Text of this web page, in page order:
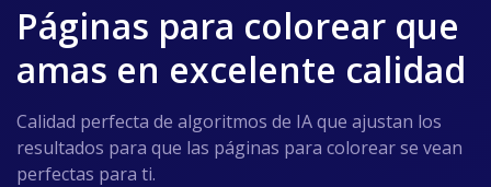
Páginas para colorear que
amas en excelente calidad
Calidad perfecta de algoritmos de IA que ajustan los
resultados para que las páginas para colorear se vean
perfectas para ti.